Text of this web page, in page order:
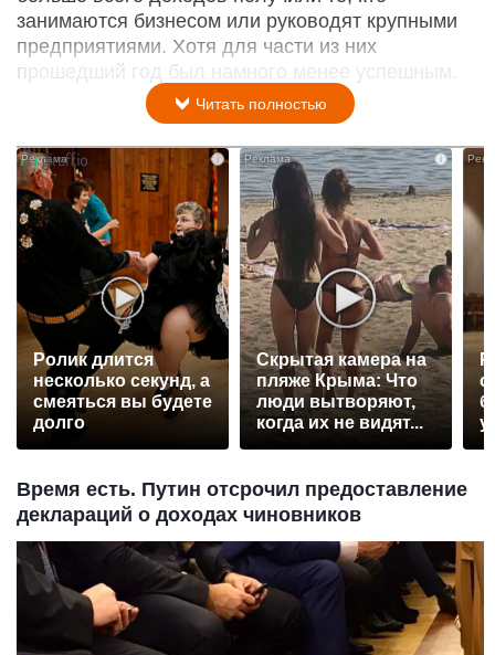
занимаются бизнесом или руководят крупными
предприятиями. Хотя для части из них
прошедший год был намного менее успешным.
Читать полностью
Ролик длится
несколько секунд, а
смеяться вы будете
долго
i
Скрытая камера на
пляже Крыма: Что
люди вытворяют,
когда их не видят...
Время есть. Путин отсрочил предоставление
деклараций о доходах чиновников